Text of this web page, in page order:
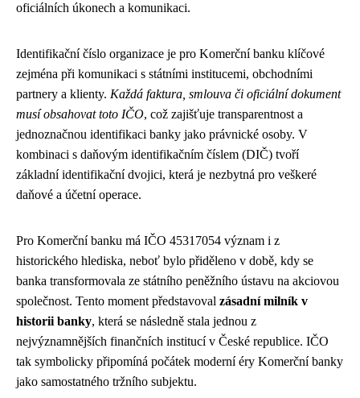
oficiálních úkonech a komunikaci.
Identifikační číslo organizace je pro Komerční banku klíčové
zejména při komunikaci s státními institucemi, obchodními
partnery a klienty. Každá faktura, smlouva či oficiální dokument
musí obsahovat toto IČO, což zajišťuje transparentnost a
jednoznačnou identifikaci banky jako právnické osoby. V
kombinaci s daňovým identifikačním číslem (DIČ) tvoří
základní identifikační dvojici, která je nezbytná pro veškeré
daňové a účetní operace.
Pro Komerční banku má IČO 45317054 význam i z
historického hlediska, neboť bylo přiděleno v době, kdy se
banka transformovala ze státního peněžního ústavu na akciovou
společnost. Tento moment představoval zásadní milník v
historii banky, která se následně stala jednou z
nejvýznamnějších finančních institucí v České republice. IČO
tak symbolicky připomíná počátek moderní éry Komerční banky
jako samostatného tržního subjektu.